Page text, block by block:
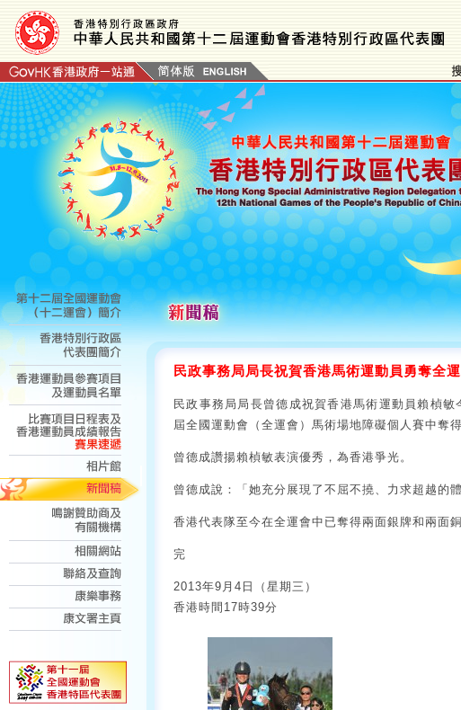
民政事務局局長祝賀香港馬術運動員勇奪全
民政事務局局長曾德成祝賀香港馬術運動員賴楨
屆全國運動會（全運會）馬術場地障礙個人賽中奪得
曾德成讚揚賴楨敏表演優秀，為香港爭光。
曾德成說：「她充分展現了不屈不撓、力求超越的
香港代表隊至今在全運會中已奪得兩面銀牌和兩面銅
完
2013年9月4日（星期三）
香港時間17時39分